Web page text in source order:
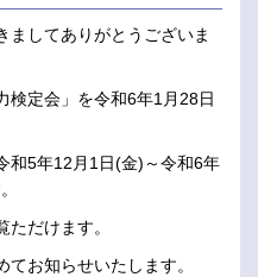
ましてありがとうございま
検定会」を令和6年1月28日
和5年12月1日(金)～令和6年
だけます。
お知らせいたします。